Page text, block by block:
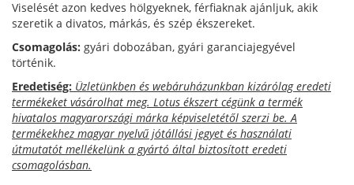
Viselését azon kedves hölgyeknek, férfiaknak ajánljuk, akik
szeretik a divatos, márkás, és szép ékszereket.
Csomagolás: gyári dobozában, gyári garanciajegyével
történik.
Eredetiség: Üzletünkben és webáruházunkban kizárólag eredeti
termékeket vásárolhat meg. Lotus ékszert cégünk a termék
hivatalos magyarországi márka képviseletétől szerzi be. A
termékekhez magyar nyelvű jótállási jegyet és használati
útmutatót mellékelünk a gyártó által biztosított eredeti
csomagolásban.